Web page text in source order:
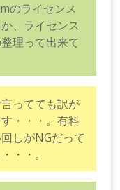
のライセンス
、ライセンス
理って出来て
ってても訳が
・・・。有料
しがNGだって
・・。